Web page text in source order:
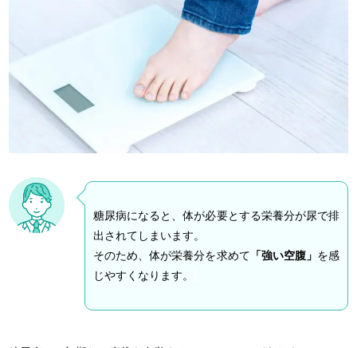
糖尿病になると、体が必要とする栄養分が尿で排
出されてしまいます。
そのため、体が栄養分を求めて 「強い空腹」 を感
じやすくなります。